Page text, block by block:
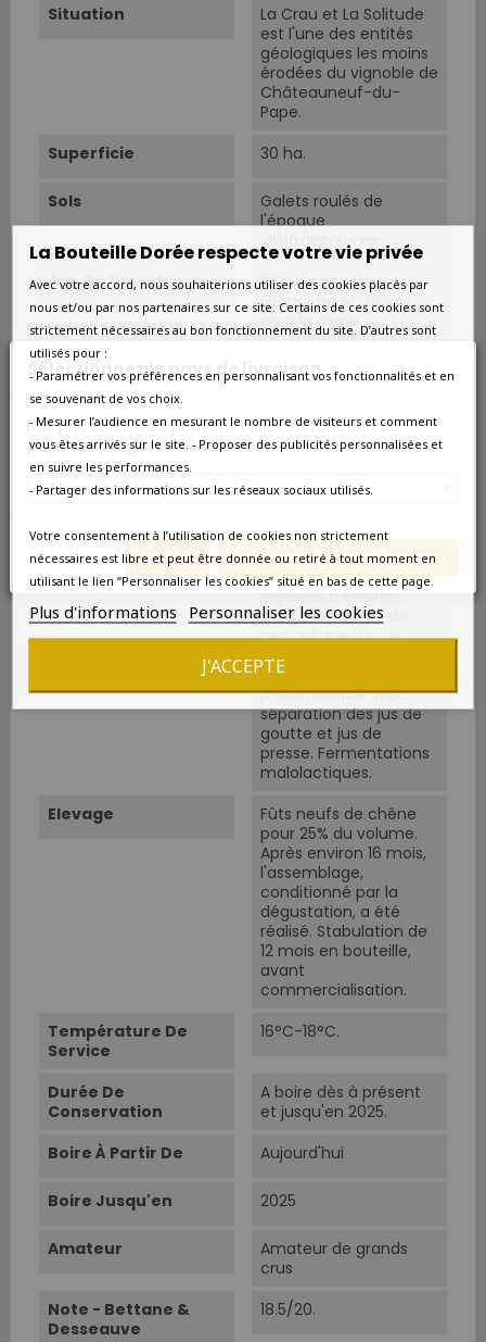
Sélectionnez le pays de livraison
Nos prix et les frais peuvent varier en fonction du
pays/de la région de livraison.
France métropolitaine
Annuler Enregistrer les modifications
Situation
La Crau et La Solitude
est l'une des entités
géologiques les moins
érodées du vignoble de
Châteauneuf-du-
Pape.
Superficie
30 ha.
Sols
Galets roulés de
l'époque
villafranchienne.
Âge Du Vignoble
100 ans pour le
Granache et 30 ans
pour la Syrah.
Rendements
Cépage Dominant
Cépages
Grenache Noir 65% -
10%.
Vinification
Tri avant encuvage,
foulage, égrappage.
Macérations thermos-
régulées d'environ 1
mois ponctuées de
remontages ou de
délestages quotidiens,
puis pressurage
pneumatique avec
séparation des jus de
goutte et jus de
presse. Fermentations
malolactiques.
Elevage
Fûts neufs de chêne
pour 25% du volume.
Après environ 16 mois,
l'assemblage,
conditionné par la
dégustation, a été
réalisé. Stabulation de
12 mois en bouteille,
avant
commercialisation.
Température De
Service
16°C-18°C.
Durée De
Conservation
A boire dès à présent
et jusqu'en 2025.
Boire À Partir De
Aujourd'hui
Boire Jusqu'en 2025
Amateur
Amateur de grands
crus
Note - Bettane &
Desseauve
18.5/20.
La Bouteille Dorée respecte votre vie privée
Avec votre accord, nous souhaiterions utiliser des cookies placés par
nous et/ou par nos partenaires sur ce site. Certains de ces cookies sont
strictement nécessaires au bon fonctionnement du site. D’autres sont
utilisés pour :
- Paramétrer vos préférences en personnalisant vos fonctionnalités et en
se souvenant de vos choix.
- Mesurer l’audience en mesurant le nombre de visiteurs et comment
vous êtes arrivés sur le site. - Proposer des publicités personnalisées et
en suivre les performances.
- Partager des informations sur les réseaux sociaux utilisés.
Votre consentement à l’utilisation de cookies non strictement
nécessaires est libre et peut être donnée ou retiré à tout moment en
utilisant le lien “Personnaliser les cookies” situé en bas de cette page.
Plus d'informations Personnaliser les cookies
J'ACCEPTE